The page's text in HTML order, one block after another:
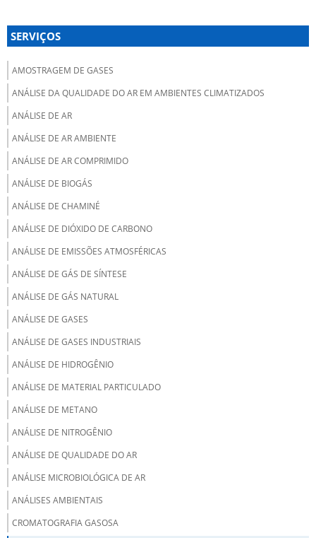
SERVIÇOS
AMOSTRAGEM DE GASES
ANÁLISE DA QUALIDADE DO AR EM AMBIENTES CLIMATIZADOS
ANÁLISE DE AR
ANÁLISE DE AR AMBIENTE
ANÁLISE DE AR COMPRIMIDO
ANÁLISE DE BIOGÁS
ANÁLISE DE CHAMINÉ
ANÁLISE DE DIÓXIDO DE CARBONO
ANÁLISE DE EMISSÕES ATMOSFÉRICAS
ANÁLISE DE GÁS DE SÍNTESE
ANÁLISE DE GÁS NATURAL
ANÁLISE DE GASES
ANÁLISE DE GASES INDUSTRIAIS
ANÁLISE DE HIDROGÊNIO
ANÁLISE DE MATERIAL PARTICULADO
ANÁLISE DE METANO
ANÁLISE DE NITROGÊNIO
ANÁLISE DE QUALIDADE DO AR
ANÁLISE MICROBIOLÓGICA DE AR
ANÁLISES AMBIENTAIS
CROMATOGRAFIA GASOSA